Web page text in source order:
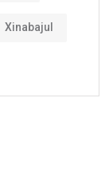
Xinabajul